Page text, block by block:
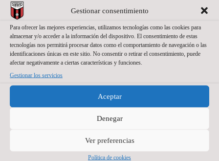
Gestionar consentimiento
Para ofrecer las mejores experiencias, utilizamos tecnologías como las cookies para
almacenar y/o acceder a la información del dispositivo. El consentimiento de estas
tecnologías nos permitirá procesar datos como el comportamiento de navegación o las
identificaciones únicas en este sitio. No consentir o retirar el consentimiento, puede
afectar negativamente a ciertas características y funciones.
Gestionar los servicios
Aceptar
Denegar
Ver preferencias
Política de cookies
PATROCINADOR PRINCIPAL